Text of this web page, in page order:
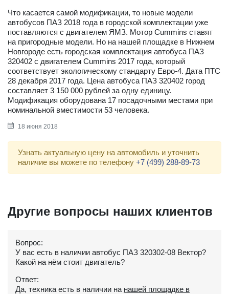
Что касается самой модификации, то новые модели
автобусов ПАЗ 2018 года в городской комплектации уже
поставляются с двигателем ЯМЗ. Мотор Cummins ставят
на пригородные модели. Но на нашей площадке в Нижнем
Новгороде есть городская комплектация автобуса ПАЗ
320402 с двигателем Cummins 2017 года, который
соответствует экологическому стандарту Евро-4. Дата ПТС
28 декабря 2017 года. Цена автобуса ПАЗ 320402 город
составляет 3 150 000 рублей за одну единицу.
Модификация оборудована 17 посадочными местами при
номинальной вместимости 53 человека.
18 июня 2018
Узнать актуальную цену на автомобиль и уточнить
наличие вы можете по телефону +7 (499) 288-89-73
Другие вопросы наших клиентов
Вопрос:
У вас есть в наличии автобус ПАЗ 320302-08 Вектор?
Какой на нём стоит двигатель?
Ответ:
Да, техника есть в наличии на нашей площадке в